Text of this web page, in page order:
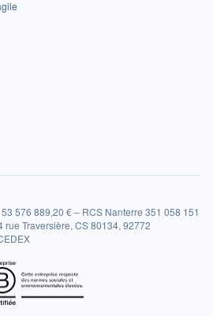
576 889,20 € – RCS Nanterre 351 058 151
rue Traversière, CS 80134, 92772